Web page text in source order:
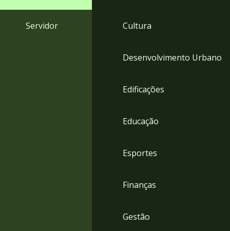
menu
Servidor Cultura
Desenvolvimento Urbano
Edificações
Educação
Esportes
Finanças
Gestão